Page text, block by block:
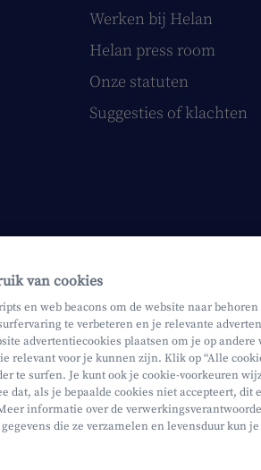
Werken bij Helan
Helan press room
Onze statuten
Suggesties of klachten
Juridische info Onderworpen aan de
van cookies
en web beacons om de website naar
te verbeteren en je relevante
advertentiecookies plaatsen om je op andere
relevant voor je kunnen zijn. Klik op “Alle
te surfen. Je kunt ook je cookie-voorkeuren
dat, als je bepaalde cookies niet accepteert, dit
informatie over de
die ze verzamelen en levensduur kun